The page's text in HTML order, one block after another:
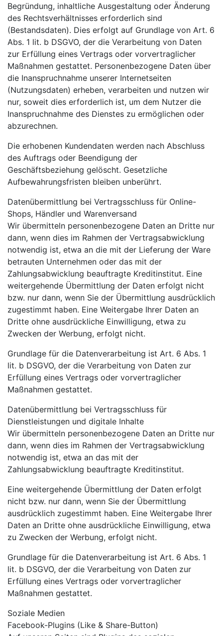
Begründung, inhaltliche Ausgestaltung oder Änderung
des Rechtsverhältnisses erforderlich sind
(Bestandsdaten). Dies erfolgt auf Grundlage von Art. 6
Abs. 1 lit. b DSGVO, der die Verarbeitung von Daten
zur Erfüllung eines Vertrags oder vorvertraglicher
Maßnahmen gestattet. Personenbezogene Daten über
die Inanspruchnahme unserer Internetseiten
(Nutzungsdaten) erheben, verarbeiten und nutzen wir
nur, soweit dies erforderlich ist, um dem Nutzer die
Inanspruchnahme des Dienstes zu ermöglichen oder
abzurechnen.
Die erhobenen Kundendaten werden nach Abschluss
des Auftrags oder Beendigung der
Geschäftsbeziehung gelöscht. Gesetzliche
Aufbewahrungsfristen bleiben unberührt.
Datenübermittlung bei Vertragsschluss für Online-
Shops, Händler und Warenversand
Wir übermitteln personenbezogene Daten an Dritte nur
dann, wenn dies im Rahmen der Vertragsabwicklung
notwendig ist, etwa an die mit der Lieferung der Ware
betrauten Unternehmen oder das mit der
Zahlungsabwicklung beauftragte Kreditinstitut. Eine
weitergehende Übermittlung der Daten erfolgt nicht
bzw. nur dann, wenn Sie der Übermittlung ausdrücklich
zugestimmt haben. Eine Weitergabe Ihrer Daten an
Dritte ohne ausdrückliche Einwilligung, etwa zu
Zwecken der Werbung, erfolgt nicht.
Grundlage für die Datenverarbeitung ist Art. 6 Abs. 1
lit. b DSGVO, der die Verarbeitung von Daten zur
Erfüllung eines Vertrags oder vorvertraglicher
Maßnahmen gestattet.
Datenübermittlung bei Vertragsschluss für
Dienstleistungen und digitale Inhalte
Wir übermitteln personenbezogene Daten an Dritte nur
dann, wenn dies im Rahmen der Vertragsabwicklung
notwendig ist, etwa an das mit der
Zahlungsabwicklung beauftragte Kreditinstitut.
Eine weitergehende Übermittlung der Daten erfolgt
nicht bzw. nur dann, wenn Sie der Übermittlung
ausdrücklich zugestimmt haben. Eine Weitergabe Ihrer
Daten an Dritte ohne ausdrückliche Einwilligung, etwa
zu Zwecken der Werbung, erfolgt nicht.
Grundlage für die Datenverarbeitung ist Art. 6 Abs. 1
lit. b DSGVO, der die Verarbeitung von Daten zur
Erfüllung eines Vertrags oder vorvertraglicher
Maßnahmen gestattet.
Soziale Medien
Facebook-Plugins (Like & Share-Button)